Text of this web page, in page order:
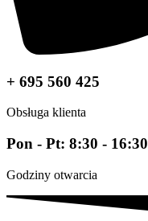
+ 695 560 425
Obsługa klienta
Pon - Pt: 8:30 - 16:30
Godziny otwarcia